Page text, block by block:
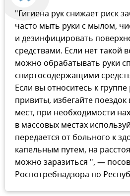
"Гигиена рук снижает риск
часто мыть руки с мылом,
и дезинфицировать
средствами. Если нет такой
можно обрабатывать руки
спиртосодержащими
Если вы относитесь к
привиты, избегайте
мест, при необходимости
в массовых местах
передается от больного к
капельным путем, на
можно заразиться ", —
Роспотребнадзора по